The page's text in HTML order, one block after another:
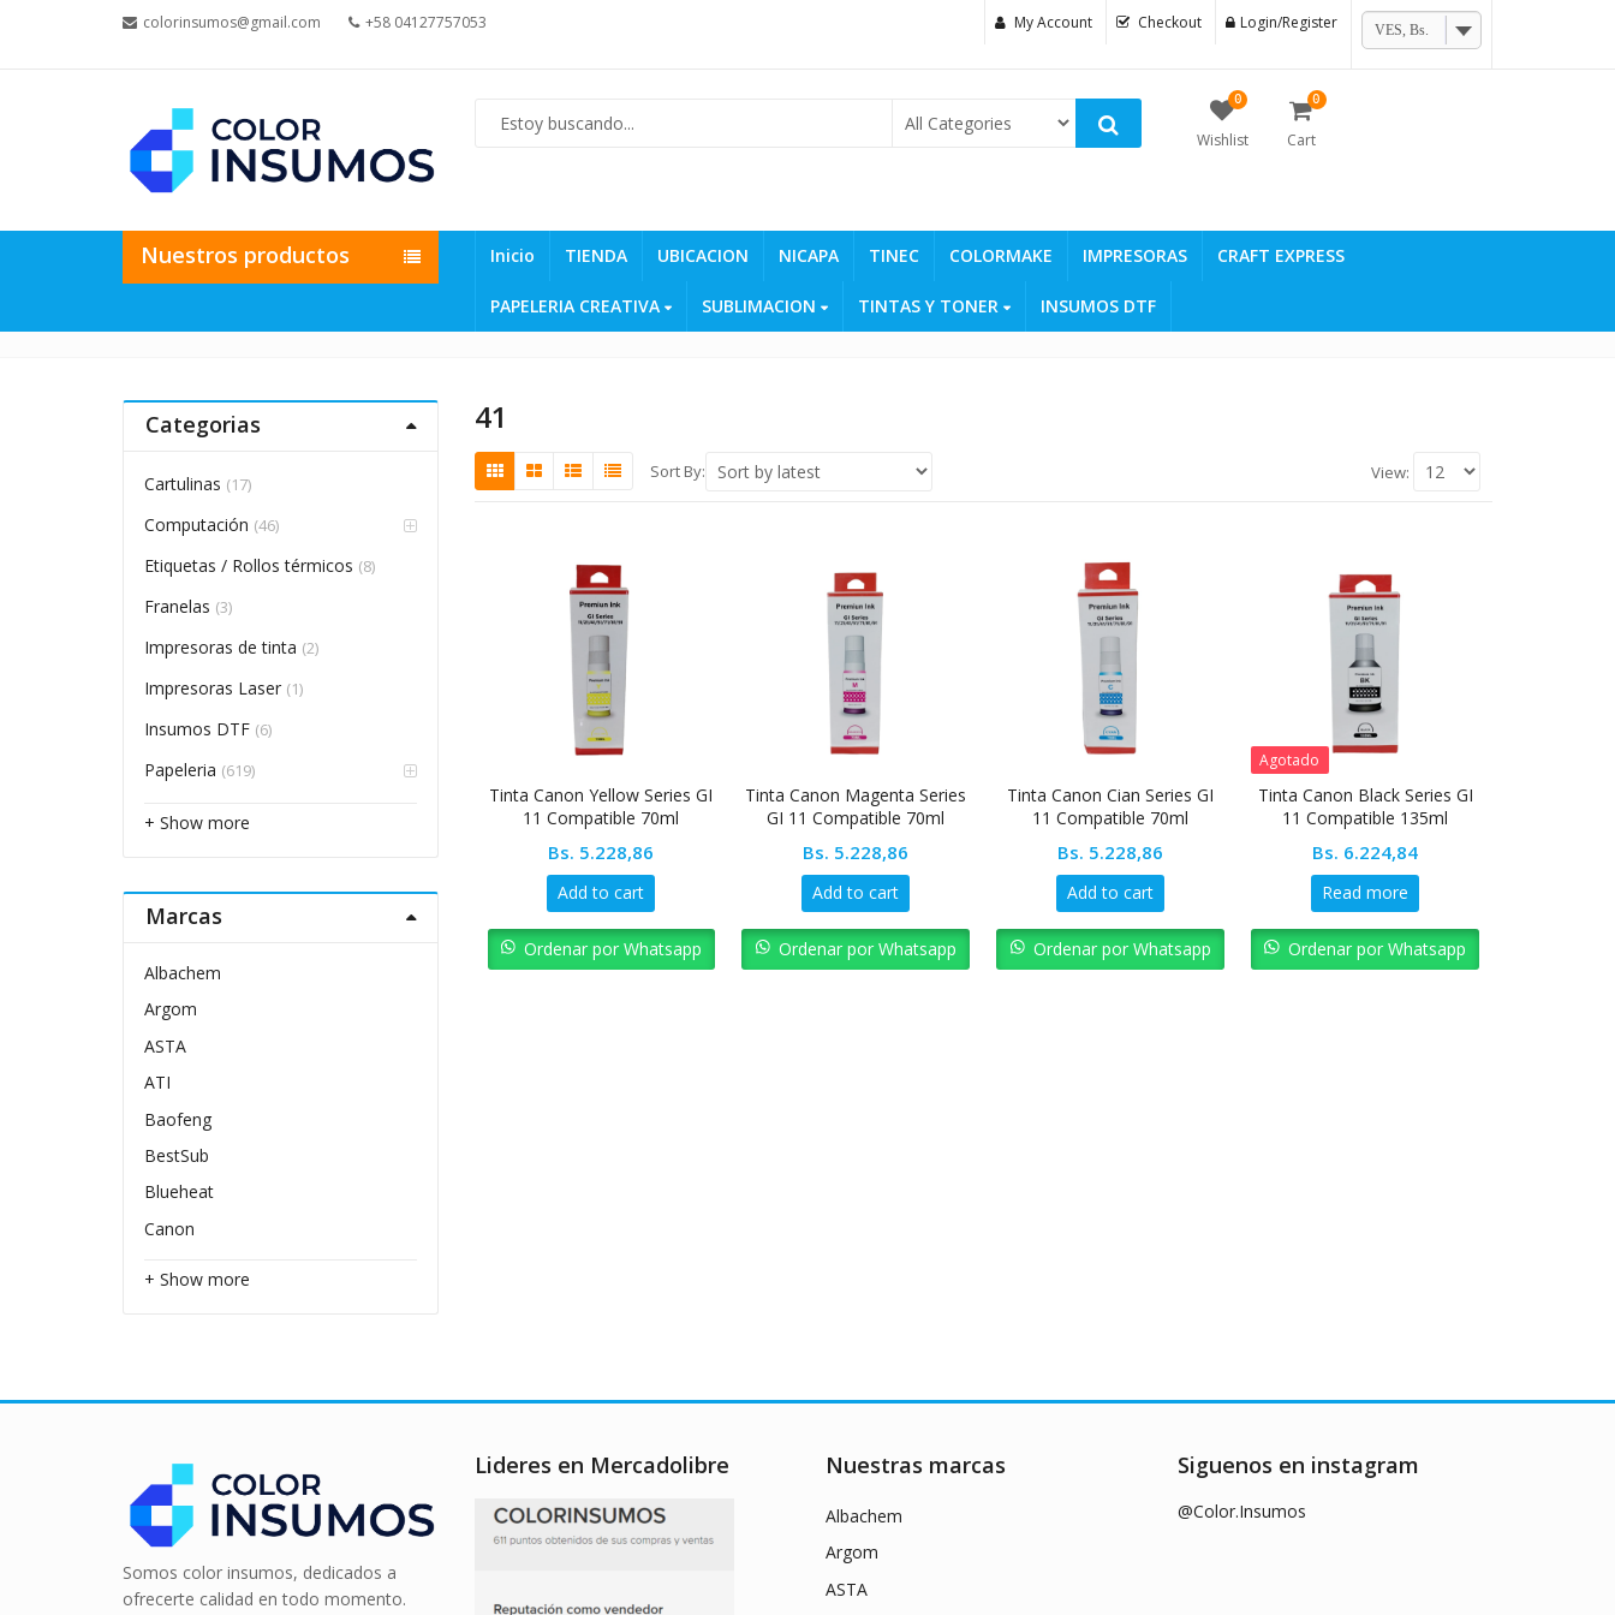
colorinsumos@gmail.com +58 04127757053 My Account Checkout Login/Register VES, Bs.
0
Wishlist
0
Cart
Nuestros productos Inicio TIENDA UBICACION NICAPA TINEC COLORMAKE IMPRESORAS CRAFT EXPRESS
PAPELERIA CREATIVA SUBLIMACION TINTAS Y TONER INSUMOS DTF
41
Sort By: View:
Tinta Canon Yellow Series GI
11 Compatible 70ml
Bs. 5.228,86
Add to cart
Ordenar por Whatsapp
Tinta Canon Magenta Series
GI 11 Compatible 70ml
Bs. 5.228,86
Add to cart
Ordenar por Whatsapp
Tinta Canon Cian Series GI
11 Compatible 70ml
Bs. 5.228,86
Add to cart
Ordenar por Whatsapp
Agotado
Tinta Canon Black Series GI
11 Compatible 135ml
Bs. 6.224,84
Read more
Ordenar por Whatsapp
Categorias
Cartulinas (17)
Computación (46)
Etiquetas / Rollos térmicos (8)
Franelas (3)
Impresoras de tinta (2)
Impresoras Laser (1)
Insumos DTF (6)
Papeleria (619)
+ Show more
Marcas
Albachem
Argom
ASTA
ATI
Baofeng
BestSub
Blueheat
Canon
+ Show more
Somos color insumos, dedicados a
ofrecerte calidad en todo momento.
Lideres en Mercadolibre Nuestras marcas
Albachem
Argom
ASTA
Siguenos en instagram
@Color.Insumos